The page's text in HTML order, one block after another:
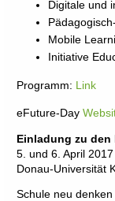
Digitale und
Mobile
Initiative
Programm: Link
eFuture-Day
Einladung zu den
5. und 6. April 2017
Donau-Universität
Schule neu